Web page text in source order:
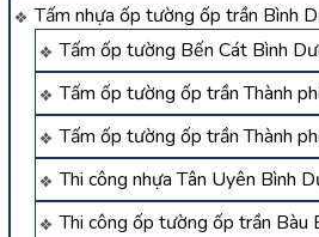
Tấm nhựa ốp tường ốp trần Bình
Tấm ốp tường Bến Cát Bình
Tấm ốp tường ốp trần Thành
Tấm ốp tường ốp trần Thành
Thi công nhựa Tân Uyên Bình
Thi công ốp tường ốp trần Bàu